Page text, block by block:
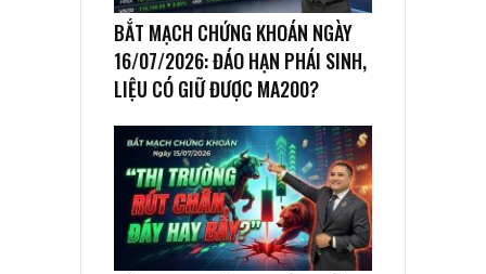
BẮT MẠCH CHỨNG KHOÁN NGÀY
16/07/2026: ĐÁO HẠN PHÁI SINH,
LIỆU CÓ GIỮ ĐƯỢC MA200?